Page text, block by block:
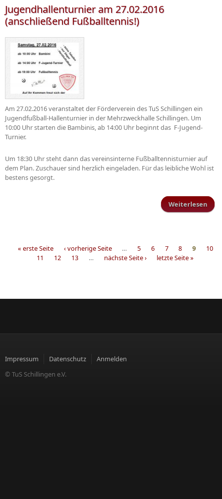
Jugendhallenturnier am 27.02.2016
(anschließend Fußballtennis!)
Am 27.02.2016 veranstaltet der Förderverein des TuS Schillingen ein
Jugendfußball-Hallenturnier in der Mehrzweckhalle Schillingen. Um
10:00 Uhr starten die Bambinis, ab 14:00 Uhr beginnt das F-Jugend-
Turnier.
Um 18:30 Uhr steht dann das vereinsinterne Fußballtennisturnier auf
dem Plan. Zuschauer sind herzlich eingeladen. Für das leibliche Wohl ist
bestens gesorgt.
Weiterlesen
« erste Seite ‹ vorherige Seite … 5 6 7 8 9
10
11
12 13 … nächste Seite › letzte Seite »
Impressum Datenschutz
Anmelden
© TuS Schillingen e.V.